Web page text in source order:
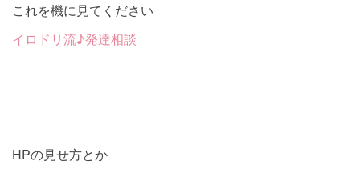
これを機に見てください
イロドリ流♪発達相談
HPの見せ方とか